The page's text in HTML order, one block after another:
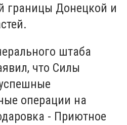
границы Донецкой и
штаба
что Силы
операции на
- Приютное